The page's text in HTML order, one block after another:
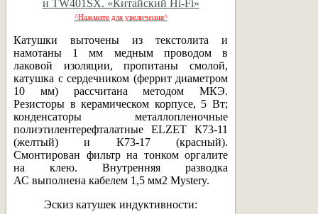
^Нажмите для увеличения^
Катушки выточены из текстолита и
намотаны 1 мм медным проводом в
лаковой изоляции, пропитаны смолой,
катушка с сердечником (феррит диаметром
10 мм) рассчитана методом МКЭ.
Резисторы в керамическом корпусе, 5 Вт;
конденсаторы металлопленочные
полиэтилентерефталатные ELZET К73-11
(желтый) и К73-17 (красный).
Смонтирован фильтр на тонком оргалите
на клею. Внутренняя разводка
АС выполнена кабелем 1,5 мм2 Mystery.
Эскиз катушек индуктивности: